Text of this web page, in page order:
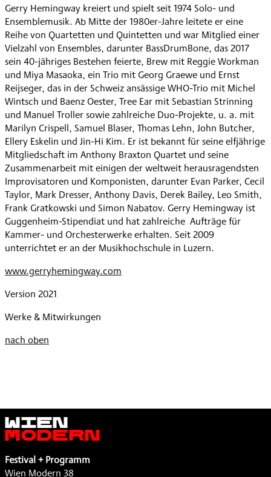
Gerry Hemingway kreiert und spielt seit 1974 Solo- und
Ensemblemusik. Ab Mitte der 1980er-Jahre leitete er eine
Reihe von Quartetten und Quintetten und war Mitglied einer
Vielzahl von Ensembles, darunter BassDrumBone, das 2017
sein 40-jähriges Bestehen feierte, Brew mit Reggie Workman
und Miya Masaoka, ein Trio mit Georg Graewe und Ernst
Reijseger, das in der Schweiz ansässige WHO-Trio mit Michel
Wintsch und Baenz Oester, Tree Ear mit Sebastian Strinning
und Manuel Troller sowie zahlreiche Duo-Projekte, u. a. mit
Marilyn Crispell, Samuel Blaser, Thomas Lehn, John Butcher,
Ellery Eskelin und Jin-Hi Kim. Er ist bekannt für seine elfjährige
Mitgliedschaft im Anthony Braxton Quartet und seine
Zusammenarbeit mit einigen der weltweit herausragendsten
Improvisatoren und Komponisten, darunter Evan Parker, Cecil
Taylor, Mark Dresser, Anthony Davis, Derek Bailey, Leo Smith,
Frank Gratkowski und Simon Nabatov. Gerry Hemingway ist
Guggenheim-Stipendiat und hat zahlreiche Aufträge für
Kammer- und Orchesterwerke erhalten. Seit 2009
unterrichtet er an der Musikhochschule in Luzern.
www.gerryhemingway.com
Version 2021
Werke & Mitwirkungen
nach oben
Wien
Modern
Festival + Programm
Wien Modern 38